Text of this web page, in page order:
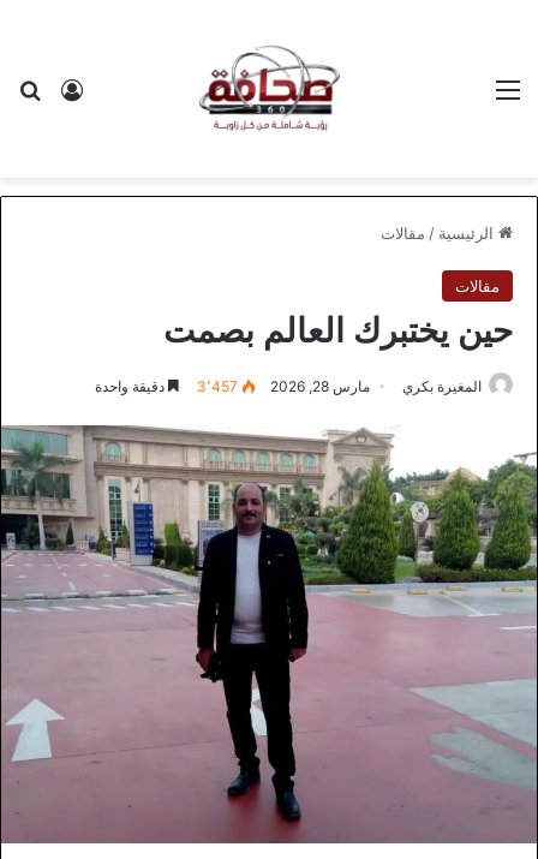
الرئيسية / مقالات
مقالات
حين يختبرك العالم بصمت
المغيرة بكري مارس 28, 2026 3٬457 دقيقة واحدة